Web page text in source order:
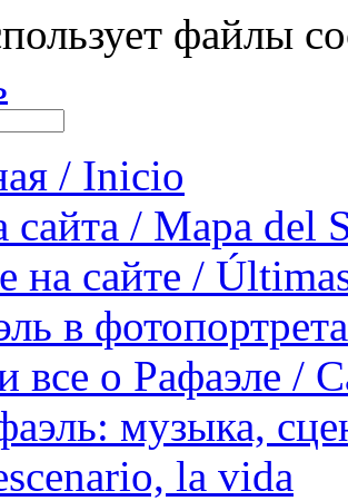
файлы
/ Inicio
сайта / Mapa del
на сайте /
в
все о Рафаэле /
музыка,
la vida